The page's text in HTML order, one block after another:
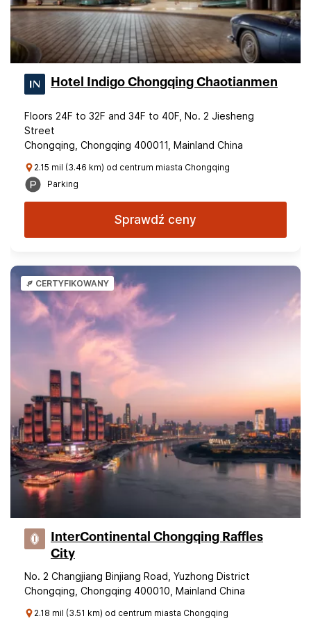
Hotel Indigo Chongqing Chaotianmen
Floors 24F to 32F and 34F to 40F, No. 2 Jiesheng
Street
Chongqing, Chongqing 400011, Mainland China
2.15 mil (3.46 km) od centrum miasta Chongqing
Parking
Sprawdź ceny
CERTYFIKOWANY
InterContinental Chongqing Raffles
City
No. 2 Changjiang Binjiang Road, Yuzhong District
Chongqing, Chongqing 400010, Mainland China
2.18 mil (3.51 km) od centrum miasta Chongqing